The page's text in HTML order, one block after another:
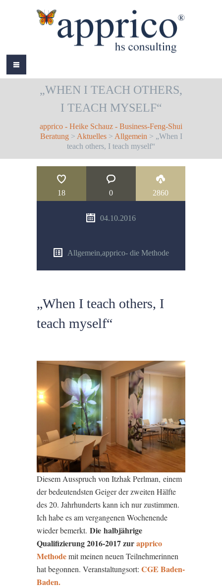
ÜBER MICH
LEISTUNGEN
AKTUELLES
BÜCHER
COLOURS
„WHEN I TEACH OTHERS,
I TEACH MYSELF“
apprico - Heike Schauz - Business-Feng-Shui
Beratung> Aktuelles> Allgemein > „When I
teach others, I teach myself“
18 0 2860
04.10.2016
Allgemein,apprico- die Methode
„When I teach others, I
teach myself“
Diesem Ausspruch von Itzhak Perlman, einem
der bedeutendsten Geiger der zweiten Hälfte
des 20. Jahrhunderts kann ich nur zustimmen.
Ich habe es am vergangenen Wochenende
wieder bemerkt. Die halbjährige
Qualifizierung 2016-2017 zurapprico
Methodemit meinen neuen Teilnehmerinnen
hat begonnen. Veranstaltungsort: CGE Baden-
Baden.